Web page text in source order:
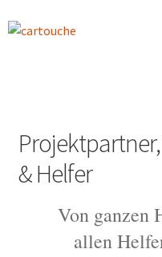
Skip
Skip
Miete & Angebote
Projekt
Projektphasen
Projektpartner,
& Helfer
Von ganzen
allen